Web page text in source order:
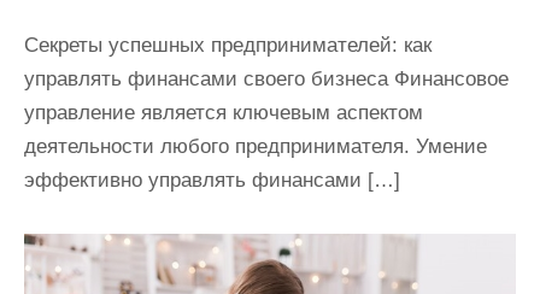
Секреты успешных предпринимателей: как
управлять финансами своего бизнеса Финансовое
управление является ключевым аспектом
деятельности любого предпринимателя. Умение
эффективно управлять финансами […]